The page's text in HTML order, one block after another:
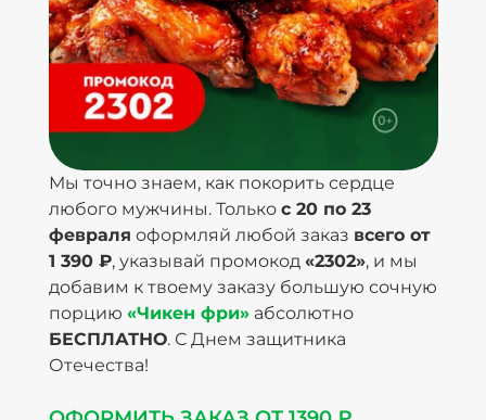
Мы точно знаем, как покорить сердце
любого мужчины. Только с 20 по 23
февраля оформляй любой заказ всего от
1 390 ₽, указывай промокод «2302», и мы
добавим к твоему заказу большую сочную
порцию «Чикен фри»абсолютно
БЕСПЛАТНО. С Днем защитника
Отечества!